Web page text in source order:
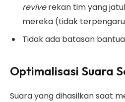
reviverekan tim yang
mereka (tidak
Tidak ada batasan
Optimalisasi Suara
Suara yang dihasilkan saat